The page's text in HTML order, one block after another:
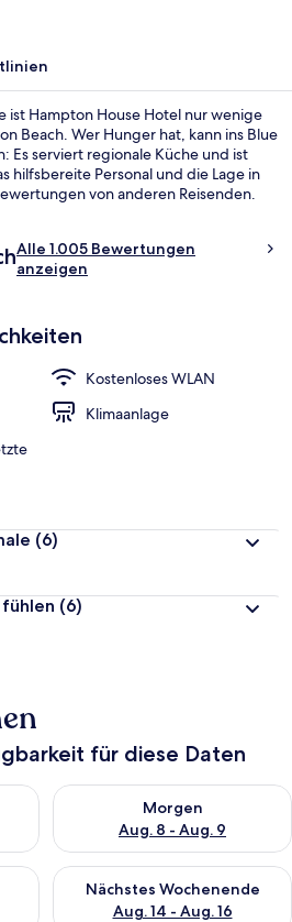
ist Hampton House Hotel nur wenige
Beach. Wer Hunger hat, kann ins Blue
Es serviert regionale Küche und ist
hilfsbereite Personal und die Lage in
von anderen Reisenden.
Alle 1.005 Bewertungen
anzeigen
Kostenloses WLAN
Klimaanlage
(6)
fühlen (6)
für diese Daten
für heute Nacht, Aug. 7 - Aug. 8.
Morgen
Aug. 8 - Aug. 9
Überprüfe die Verfügbarkeit
für dieses Wochenende, Aug. 7
Nächstes Wochenende
Aug. 14 - Aug. 16
Überprüfe die Verfügbarkeit